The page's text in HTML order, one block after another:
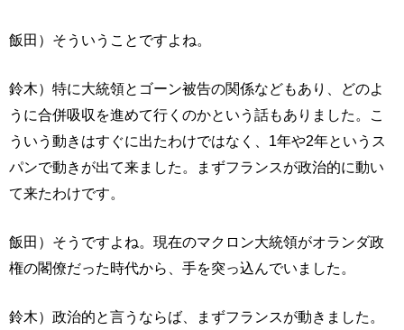
飯田）そういうことですよね。
鈴木）特に大統領とゴーン被告の関係などもあり、どのよ
うに合併吸収を進めて行くのかという話もありました。こ
ういう動きはすぐに出たわけではなく、1年や2年というス
パンで動きが出て来ました。まずフランスが政治的に動い
て来たわけです。
飯田）そうですよね。現在のマクロン大統領がオランダ政
権の閣僚だった時代から、手を突っ込んでいました。
鈴木）政治的と言うならば、まずフランスが動きました。